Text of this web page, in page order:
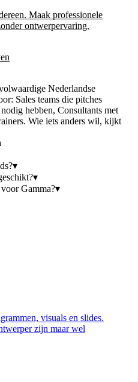
Maak professionele
ontwerpervaring.
Nederlandse
Sales teams die pitches
hebben, Consultants met
. Wie iets anders wil, kijkt
▾
▾
voorGamma?▾
visuals en slides.
zijn maar wel